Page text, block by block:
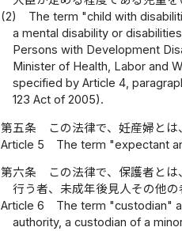
(2)
The term "child with
a mental disability or
Persons with Development
Minister of Health, Labor and
specified by Article 4,
123 Act of 2005).
第五条
この法律で、妊産婦とは
Article 5
The term "expectant
第六条
この法律で、保護者と
行う者、未成年後見人その他の
Article 6
The term "custodian"
authority, a custodian of a